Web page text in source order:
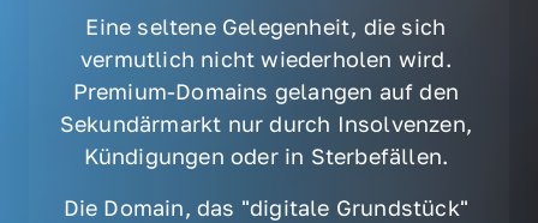
Eine seltene Gelegenheit, die sich
vermutlich nicht wiederholen wird.
Premium-Domains gelangen auf den
Sekundärmarkt nur durch Insolvenzen,
Kündigungen oder in Sterbefällen.
Die Domain, das "digitale Grundstück"